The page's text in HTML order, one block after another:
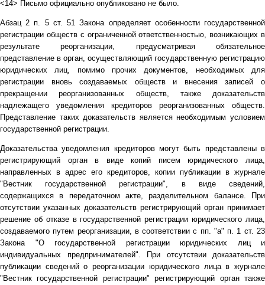
<14> Письмо официально опубликовано не было.
Абзац 2 п. 5 ст. 51 Закона определяет особенности государственной
регистрации обществ с ограниченной ответственностью, возникающих в
результате реорганизации, предусматривая обязательное
представление в орган, осуществляющий государственную регистрацию
юридических лиц, помимо прочих документов, необходимых для
регистрации вновь создаваемых обществ и внесения записей о
прекращении реорганизованных обществ, также доказательств
надлежащего уведомления кредиторов реорганизованных обществ.
Представление таких доказательств является необходимым условием
государственной регистрации.
Доказательства уведомления кредиторов могут быть представлены в
регистрирующий орган в виде копий писем юридического лица,
направленных в адрес его кредиторов, копии публикации в журнале
"Вестник государственной регистрации", в виде сведений,
содержащихся в передаточном акте, разделительном балансе. При
отсутствии указанных доказательств регистрирующий орган принимает
решение об отказе в государственной регистрации юридического лица,
создаваемого путем реорганизации, в соответствии с пп. "а" п. 1 ст. 23
Закона "О государственной регистрации юридических лиц и
индивидуальных предпринимателей". При отсутствии доказательств
публикации сведений о реорганизации юридического лица в журнале
"Вестник государственной регистрации" регистрирующий орган также